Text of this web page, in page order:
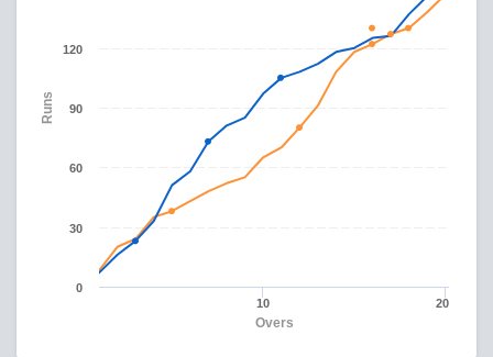
Overs
Runs
10 20
0
30
60
90
120